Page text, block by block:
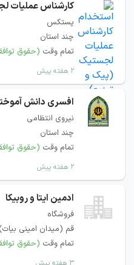
کارشناس عملیات
پستکس
چند استان
تمام وقت (حقوق
۲ هفته پیش
افسری دانش
نیروی انتظامی
چند استان
تمام وقت (حقوق
۲ هفته پیش
ادمین ایتا و روبیکا
فروشگاه
قم (میدان امینی
تمام وقت (حقوق